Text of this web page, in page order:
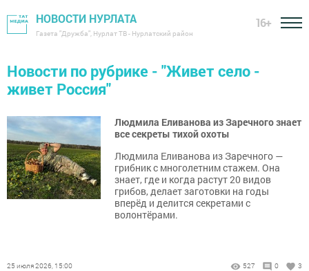
НОВОСТИ НУРЛАТА
Газета "Дружба", Нурлат ТВ - Нурлатский район
16+
Новости по рубрике - "Живет село -
живет Россия"
Людмила Еливанова из Заречного знает
все секреты тихой охоты
Людмила Еливанова из Заречного —
грибник с многолетним стажем. Она
знает, где и когда растут 20 видов
грибов, делает заготовки на годы
вперёд и делится секретами с
волонтёрами.
25 июля 2026, 15:00 527 0 3